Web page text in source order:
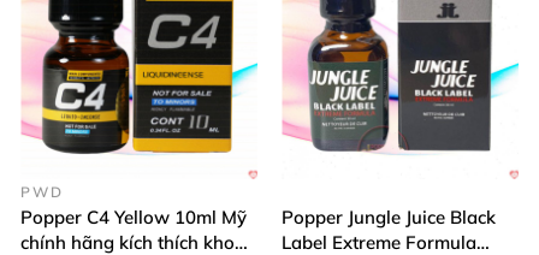
PWD
Popper C4 Yellow 10ml Mỹ
chính hãng kích thích khoái
Popper Jungle Juice Black
Label Extreme Formula